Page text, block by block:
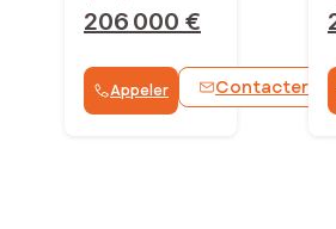
206 000 €
Appeler Contacter